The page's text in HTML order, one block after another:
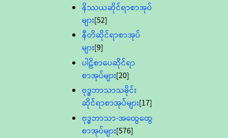
နိဿယဆိုင်ရာစာအုပ်
များ[52]
နီတိဆိုင်ရာစာအုပ်
များ[9]
ပါဠိစာပေဆိုင်ရာ
စာအုပ်များ[20]
ဗုဒ္ဓဘာသာသမိုင်း
ဆိုင်ရာစာအုပ်များ[17]
ဗုဒ္ဓဘာသာ-အထွေထွေ
စာအုပ်များ[576]